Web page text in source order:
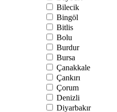
Bilecik
Bingöl
Bitlis
Bolu
Burdur
Bursa
Çanakkale
Çankırı
Çorum
Denizli
Diyarbakır